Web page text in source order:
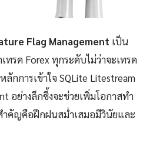
Flag Management เป็น
รด Forex ทุกระดับไม่ว่าจะเทรด
กการเข้าใจ SQLite Litestream
อย่างลึกซึ้งจะช่วยเพิ่มโอกาสทำ
ำคัญคือฝึกฝนสม่ำเสมอมีวินัยและ